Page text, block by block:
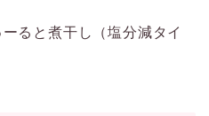
ると煮干し（塩分減タイ